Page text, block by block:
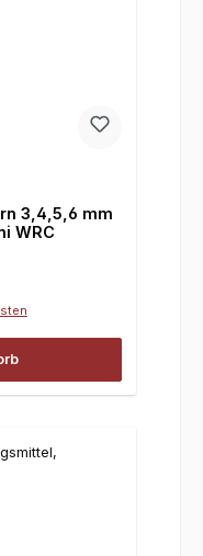
3,4,5,6 mm
WRC